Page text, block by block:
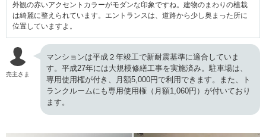
外観の赤いアクセントカラーがモダンな印象ですね。建物のまわりの植栽
は綺麗に整えられています。エントランスは、道路から少し奥まった所に
位置していますよ。
売主さま
マンションは平成２年竣工で新耐震基準に適合していま
す。平成27年には大規模修繕工事を実施済み。駐車場は、
専用使用権が付き、月額5,000円で利用できます。また、ト
ランクルームにも専用使用権（月額1,060円）が付いており
ます。